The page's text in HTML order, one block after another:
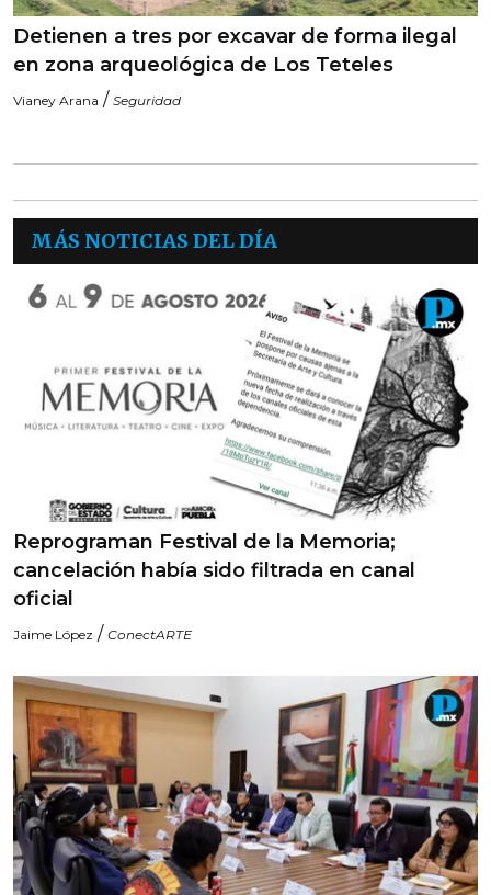
Detienen a tres por excavar de forma ilegal
en zona arqueológica de Los Teteles
Vianey Arana / Seguridad
MÁS NOTICIAS DEL DÍA
Reprograman Festival de la Memoria;
cancelación había sido filtrada en canal
oficial
Jaime López / ConectARTE